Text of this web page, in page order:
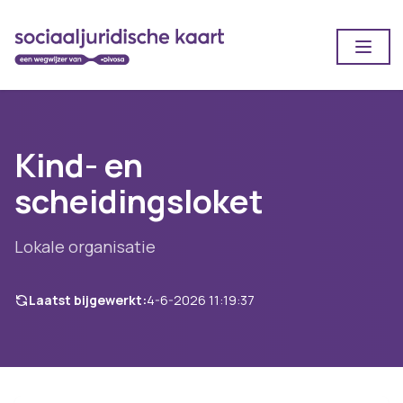
Kind- en
scheidingsloket
Lokale organisatie
Laatst bijgewerkt:4-6-2026 11:19:37